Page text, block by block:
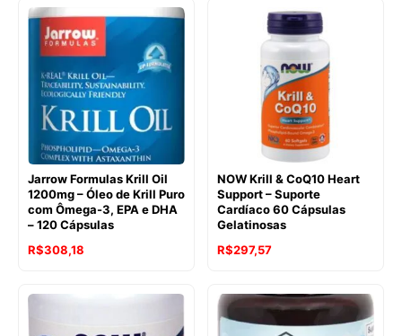
original
era:
R$265,07.
é:
R$198,03.
R$468,62.
atual
é:
R$353,90.
Jarrow Formulas Krill Oil
1200mg – Óleo de Krill Puro
com Ômega-3, EPA e DHA
– 120 Cápsulas
O
original
R$308,18
NOW Krill & CoQ10 Heart
Support – Suporte
Cardíaco 60 Cápsulas
Gelatinosas
O
original
era:
R$297,57O
atual